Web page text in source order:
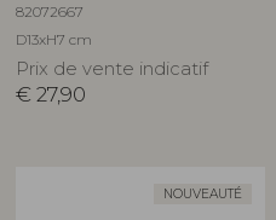
82072667
D13xH7 cm
Prix de vente indicatif
€ 27,90
NOUVEAUTÉ